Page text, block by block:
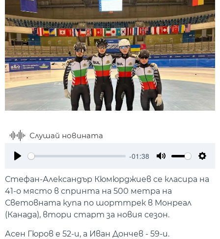
Слушай новината
-01:38
Стефан-Александър Кюмюрджиев се класира на
41-о място в спринта на 500 метра на
Световната купа по шорттрек в Монреал
(Канада), втори старт за новия сезон.
Асен Гюров е 52-и, а Иван Дончев - 59-и.